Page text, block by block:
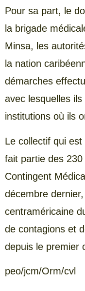
Pour sa part, le
la brigade
Minsa, les
la nation
démarches
avec lesquelles
institutions où ils
Le collectif qui
fait partie des
Contingent
décembre
centraméricaine
de contagions et
depuis le premier
peo/jcm/Orm/cvl